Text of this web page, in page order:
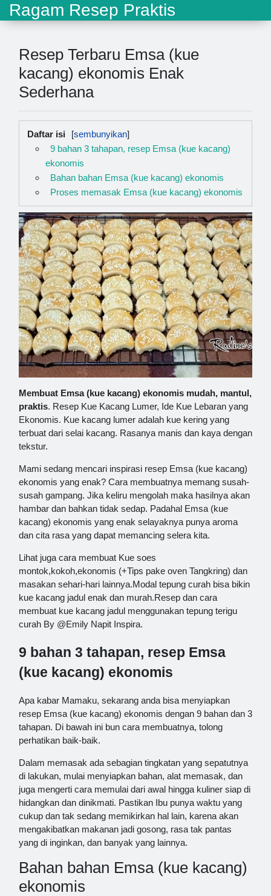
Ragam Resep Praktis
Resep Terbaru Emsa (kue
kacang) ekonomis Enak
Sederhana
Daftar isi
9 bahan 3 tahapan, resep Emsa (kue kacang)
ekonomis
Bahan bahan Emsa (kue kacang) ekonomis
Proses memasak Emsa (kue kacang) ekonomis
Membuat Emsa (kue kacang) ekonomis mudah, mantul,
praktis. Resep Kue Kacang Lumer, Ide Kue Lebaran yang
Ekonomis. Kue kacang lumer adalah kue kering yang
terbuat dari selai kacang. Rasanya manis dan kaya dengan
tekstur.
Mami sedang mencari inspirasi resep Emsa (kue kacang)
ekonomis yang enak? Cara membuatnya memang susah-
susah gampang. Jika keliru mengolah maka hasilnya akan
hambar dan bahkan tidak sedap. Padahal Emsa (kue
kacang) ekonomis yang enak selayaknya punya aroma
dan cita rasa yang dapat memancing selera kita.
Lihat juga cara membuat Kue soes
montok,kokoh,ekonomis (+Tips pake oven Tangkring) dan
masakan sehari-hari lainnya.Modal tepung curah bisa bikin
kue kacang jadul enak dan murah.Resep dan cara
membuat kue kacang jadul menggunakan tepung terigu
curah By @Emily Napit Inspira.
9 bahan 3 tahapan, resep Emsa
(kue kacang) ekonomis
Apa kabar Mamaku, sekarang anda bisa menyiapkan
resep Emsa (kue kacang) ekonomis dengan 9 bahan dan 3
tahapan. Di bawah ini bun cara membuatnya, tolong
perhatikan baik-baik.
Dalam memasak ada sebagian tingkatan yang sepatutnya
di lakukan, mulai menyiapkan bahan, alat memasak, dan
juga mengerti cara memulai dari awal hingga kuliner siap di
hidangkan dan dinikmati. Pastikan Ibu punya waktu yang
cukup dan tak sedang memikirkan hal lain, karena akan
mengakibatkan makanan jadi gosong, rasa tak pantas
yang di inginkan, dan banyak yang lainnya.
Bahan bahan Emsa (kue kacang)
ekonomis